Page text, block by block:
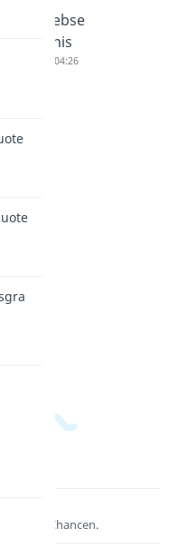
Betriebse
rgebnis
Dauer: 04:26
deine Chancen.